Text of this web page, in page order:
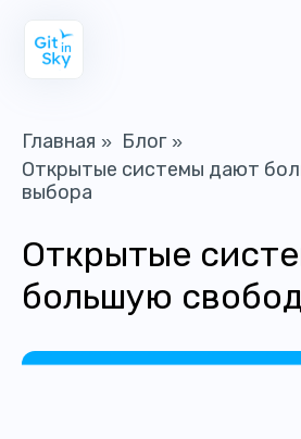
Главная » Блог »
Открытые системы дают
выбора
Открытые
большую